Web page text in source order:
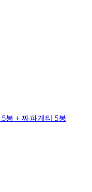
봉 + 짜파게티 5봉